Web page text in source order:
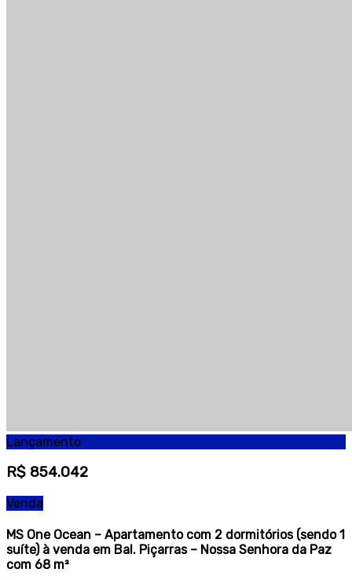
Lançamento
R$ 854.042
Venda
MS One Ocean – Apartamento com 2 dormitórios (sendo 1
suíte) à venda em Bal. Piçarras – Nossa Senhora da Paz
com 68 m²